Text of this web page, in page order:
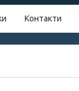
Контакти